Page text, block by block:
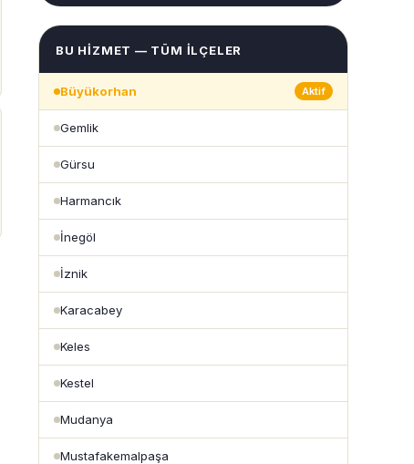
BU HIZMET — TÜM İLÇELER
Büyükorhan Aktif
Gemlik
Gürsu
Harmancık
İnegöl
İznik
Karacabey
Keles
Kestel
Mudanya
Mustafakemalpaşa